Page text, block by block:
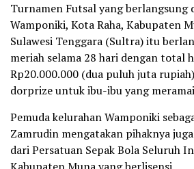
Turnamen Futsal yang berlangsung
Wamponiki, Kota Raha, Kabupaten
Sulawesi Tenggara (Sultra) itu
meriah selama 28 hari dengan total
Rp20.000.000 (dua puluh juta
dorprize untuk ibu-ibu yang
Pemuda kelurahan Wamponiki
Zamrudin mengatakan pihaknya
dari Persatuan Sepak Bola Seluruh